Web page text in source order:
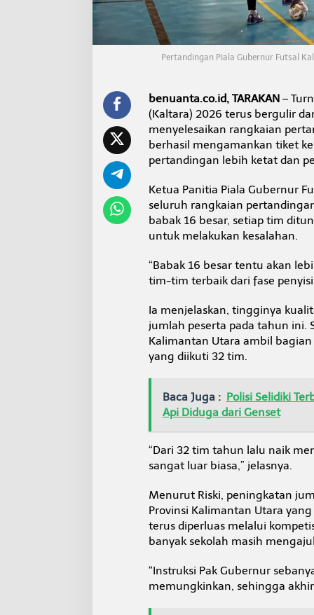
b
a
6
s
a
r
P
e
n
g
a
i
a
S
e
n
g
i
Pertandingan Piala Gubernur Futsal
benuanta.co.id, TARAKAN–
(Kaltara) 2026 terus bergulir
menyelesaikan rangkaian
berhasil mengamankan tiket
pertandingan lebih ketat dan
Ketua Panitia Piala Gubernur
seluruh rangkaian
babak 16 besar, setiap tim
untuk melakukan kesalahan.
“Babak 16 besar tentu akan
tim-tim terbaik dari fase
Ia menjelaskan, tingginya
jumlah peserta pada tahun ini.
Kalimantan Utara ambil
yang diikuti 32 tim.
Baca Juga : Polisi Selidiki
Api Diduga dari Genset
“Dari 32 tim tahun lalu naik
sangat luar biasa,” jelasnya.
Menurut Riski, peningkatan
Provinsi Kalimantan Utara
terus diperluas melalui
banyak sekolah masih
“Instruksi Pak Gubernur
memungkinkan, sehingga